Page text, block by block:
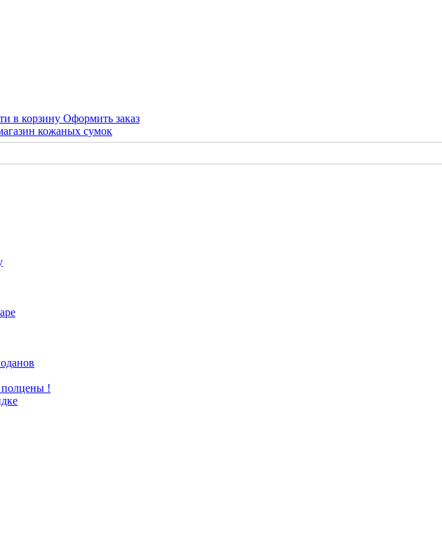
в корзину Оформить заказ
полцены !